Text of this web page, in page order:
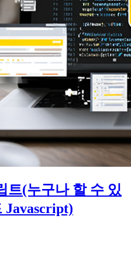
트(누구나 할 수 있
Javascript)